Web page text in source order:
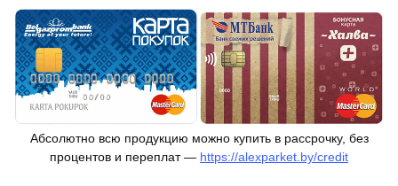
Абсолютно всю продукцию можно купить в рассрочку, без
процентов и переплат — https://alexparket.by/credit